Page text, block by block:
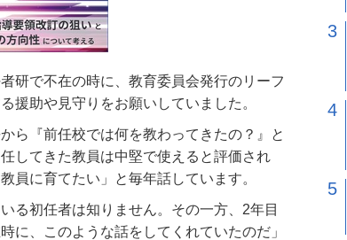
研で不在の時に、教育委員会発行のリーフ
援助や見守りをお願いしていました。
ら『前任校では何を教わってきたの？』と
してきた教員は中堅で使えると評価され
員に育てたい」と毎年話しています。
る初任者は知りません。その一方、2年目
に、このような話をしてくれていたのだ」